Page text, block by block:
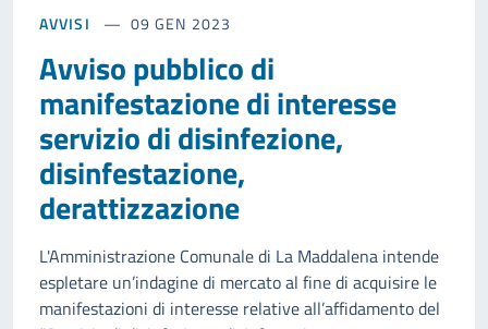
AVVISI 09 GEN 2023
Avviso pubblico di
manifestazione di interesse
servizio di disinfezione,
disinfestazione,
derattizzazione
L'Amministrazione Comunale di La Maddalena intende
espletare un’indagine di mercato al fine di acquisire le
manifestazioni di interesse relative all’affidamento del